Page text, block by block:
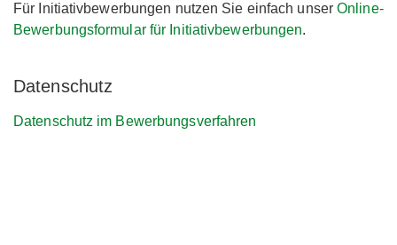
Für Initiativbewerbungen nutzen Sie einfach unserOnline-
Bewerbungsformular für Initiativbewerbungen.
Datenschutz
Datenschutz im Bewerbungsverfahren